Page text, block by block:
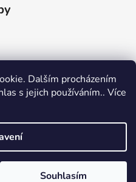
Dalším procházením
s jejich používáním.. Více
Souhlasím
Shoptet